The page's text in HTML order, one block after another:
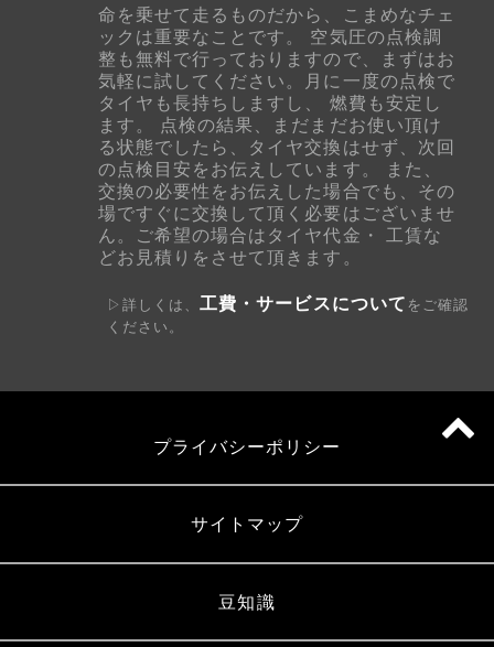
命を乗せて走るものだから、こまめなチェ
ックは重要なことです。 空気圧の点検調
整も無料で行っておりますので、まずはお
気軽に試してください。月に一度の点検で
タイヤも長持ちしますし、 燃費も安定し
ます。 点検の結果、まだまだお使い頂け
る状態でしたら、タイヤ交換はせず、次回
の点検目安をお伝えしています。 また、
交換の必要性をお伝えした場合でも、その
場ですぐに交換して頂く必要はございませ
ん。ご希望の場合はタイヤ代金・ 工賃な
どお見積りをさせて頂きます。
▷詳しくは、工費・サービスについてをご確認
ください。
プライバシーポリシー
サイトマップ
豆知識